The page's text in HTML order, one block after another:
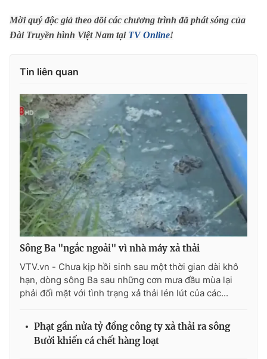
Thị trường
Tư vấn
Emagazine
Photo Infographic
Video Shorts video
VTV Money VTV Thể thao
VTV Sức khoẻ Bất động sản
Thị trường 24h Tấm lòng Việt
VTV4 Vươn mình bằng AI
VTV8
Mời quý độc giả theo dõi các chương trình đã phát sóng của
Đài Truyền hình Việt Nam tại TV Online!
Tin liên quan
Sông Ba "ngắc ngoải" vì nhà máy xả thải
VTV.vn - Chưa kịp hồi sinh sau một thời gian dài khô
hạn, dòng sông Ba sau những cơn mưa đầu mùa lại
phải đối mặt với tình trạng xả thải lén lút của các...
Phạt gần nửa tỷ đồng công ty xả thải ra sông
Bưởi khiến cá chết hàng loạt